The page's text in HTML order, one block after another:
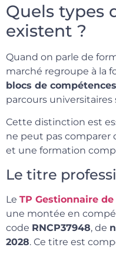
Quels types
existent ?
Quand on parle de
marché regroupe à la
blocs de compétences
parcours universitaires
Cette distinction est
ne peut pas comparer
et une formation
Le titre
Le TP Gestionnaire
une montée en
code RNCP37948, de
2028. Ce titre est